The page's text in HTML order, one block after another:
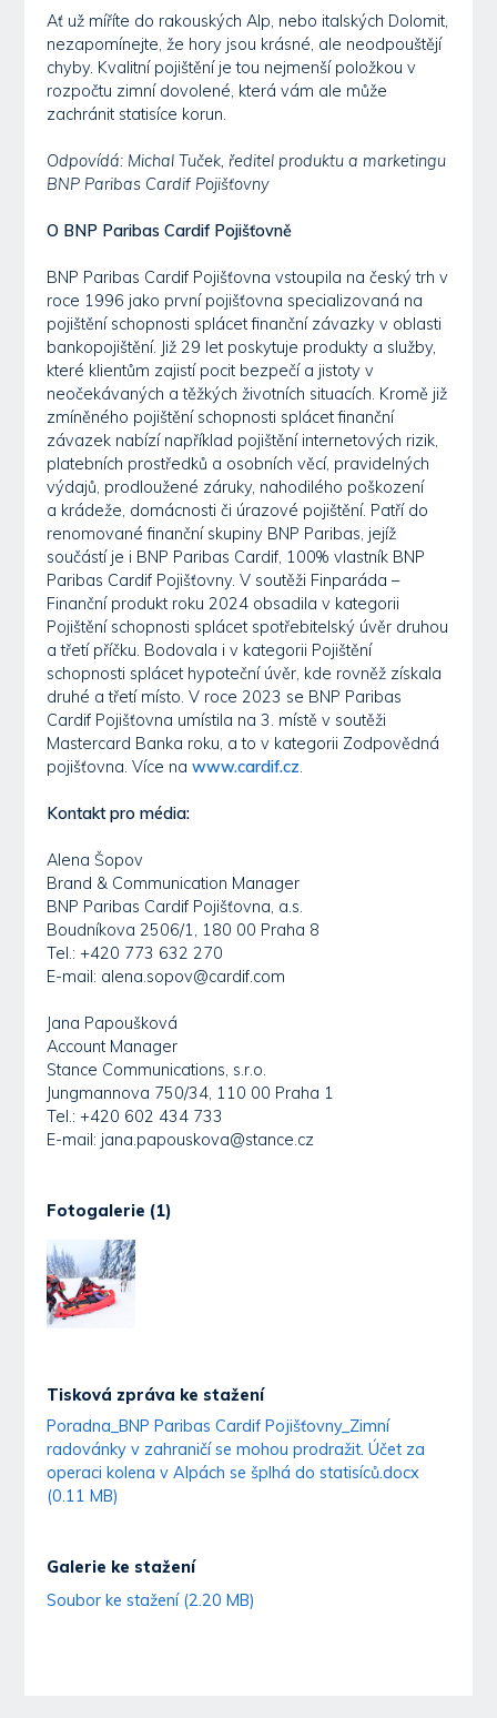
Ať už míříte do rakouských Alp, nebo italských Dolomit,
nezapomínejte, že hory jsou krásné, ale neodpouštějí
chyby. Kvalitní pojištění je tou nejmenší položkou v
rozpočtu zimní dovolené, která vám ale může
zachránit statisíce korun.
Odpovídá: Michal Tuček, ředitel produktu a marketingu
BNP Paribas Cardif Pojišťovny
O BNP Paribas Cardif Pojišťovně
BNP Paribas Cardif Pojišťovna vstoupila na český trh v
roce 1996 jako první pojišťovna specializovaná na
pojištění schopnosti splácet finanční závazky v oblasti
bankopojištění. Již 29 let poskytuje produkty a služby,
které klientům zajistí pocit bezpečí a jistoty v
neočekávaných a těžkých životních situacích. Kromě již
zmíněného pojištění schopnosti splácet finanční
závazek nabízí například pojištění internetových rizik,
platebních prostředků a osobních věcí, pravidelných
výdajů, prodloužené záruky, nahodilého poškození
a krádeže, domácnosti či úrazové pojištění. Patří do
renomované finanční skupiny BNP Paribas, jejíž
součástí je i BNP Paribas Cardif, 100% vlastník BNP
Paribas Cardif Pojišťovny. V soutěži Finparáda –
Finanční produkt roku 2024 obsadila v kategorii
Pojištění schopnosti splácet spotřebitelský úvěr druhou
a třetí příčku. Bodovala i v kategorii Pojištění
schopnosti splácet hypoteční úvěr, kde rovněž získala
druhé a třetí místo. V roce 2023 se BNP Paribas
Cardif Pojišťovna umístila na 3. místě v soutěži
Mastercard Banka roku, a to v kategorii Zodpovědná
pojišťovna. Více nawww.cardif.cz.
Kontakt pro média:
Alena Šopov
Brand & Communication Manager
BNP Paribas Cardif Pojišťovna, a.s.
Boudníkova 2506/1, 180 00 Praha 8
Tel.: +420 773 632 270
E-mail: alena.sopov@cardif.com
Jana Papoušková
Account Manager
Stance Communications, s.r.o.
Jungmannova 750/34, 110 00 Praha 1
Tel.: +420 602 434 733
E-mail: jana.papouskova@stance.cz
Fotogalerie (1)
Tisková zpráva ke stažení
Poradna_BNP Paribas Cardif Pojišťovny_Zimní
radovánky v zahraničí se mohou prodražit. Účet za
operaci kolena v Alpách se šplhá do statisíců.docx
(0.11 MB)
Galerie ke stažení
Soubor ke stažení (2.20 MB)